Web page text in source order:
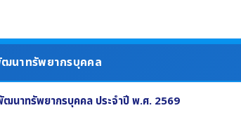
นที่ของสัญญา
พ.ศ. 2568 (ภาพรวม) อย่างน้อยประกอบด้วย
าง (2) จำนวนงบประมาณจำแนกตามวิธีการจัดซื้อจัดจ้าง
ดือน ปี พ.ศ. 2568 (แบบ สขร.1)
.pdf และ .xls หรือ .csv
ฒนาทรัพยากรบุคคล
นาทรัพยากรบุคคล ประจำปี พ.ศ. 2569